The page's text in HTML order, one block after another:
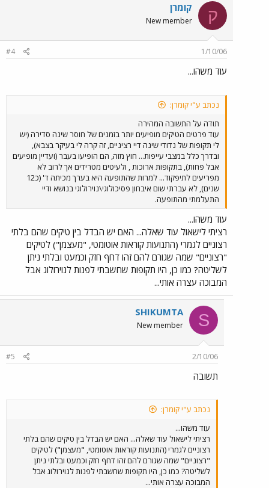
ק קומרן
New member
1/10/06
#4
עוד משהו...
נכתב ע"י קומרן:
תודה על התשובה המהירה
עוד פרטים הטיקים מופיעים יותר בזמנים של חוסר שינה סדירה (יש
לי תקופות של נדודי שינה דיי רציניים, זה קרה לי בעיקר בצבא),
ובדרך כלל במצבי עייפות... חוץ מזה, הם הופיעו בעבר (ועדיין מופיעים
אבל פחות), בתקופות ארוכות , ולעיטים מטרידים אך לרוב לא
מפריעים לתיפקוד... למרות שהתופעה היא בערך מכיתה ד' (כ12
שנים), לא עברתי שום איבחון פסיכולוגי\נוירולוגי בנושא ודיי
התעלמתי מהתופעה.
עוד משהו...
רציתי לישאול עוד שאלה... האם יש הבדל בין טיקים שהם בלתי
רצוניים לגמרי (התנועות קוראות אוטומטי, "מעצמן") לטיקים
"רצוניים" שמה שגורם להם זהו דחף חזק וכמעט ובלתי ניתן
לשליטה? כמו כן, היו תקופות שחשבתי לפנות לנוירולוג אבל
המבוכה עצרה אותי...
S
SHIKUMTA
New member
2/10/06
#5
תשובה
נכתב ע"י קומרן:
עוד משהו...
רציתי לישאול עוד שאלה... האם יש הבדל בין טיקים שהם בלתי
רצוניים לגמרי (התנועות קוראות אוטומטי, "מעצמן") לטיקים
"רצוניים" שמה שגורם להם זהו דחף חזק וכמעט ובלתי ניתן
לשליטה? כמו כן, היו תקופות שחשבתי לפנות לנוירולוג אבל
המבוכה עצרה אותי...